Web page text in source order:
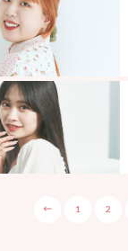
← 1 2